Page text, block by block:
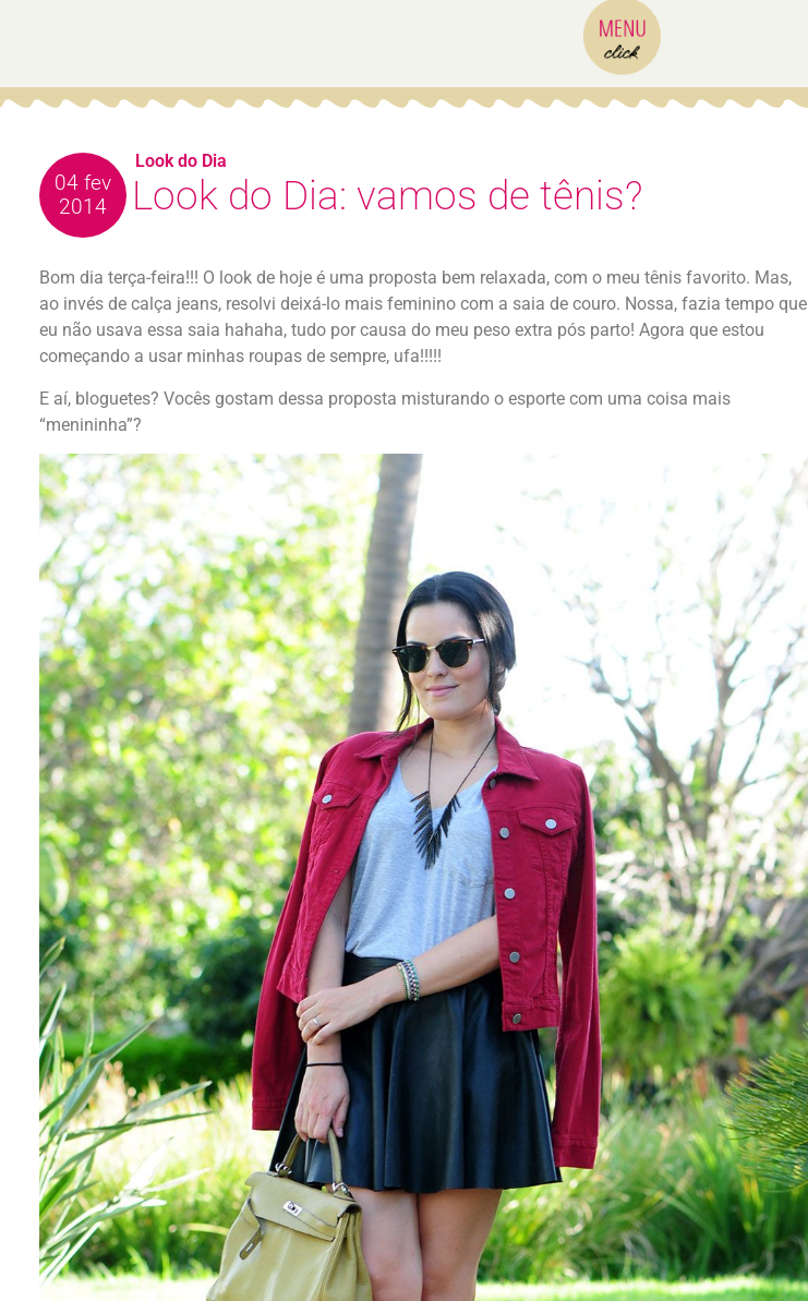
04 fev
2014
Look do Dia: vamos de tênis?
Bom dia terça-feira!!! O look de hoje é uma proposta bem relaxada, com o meu tênis favorito. Mas,
ao invés de calça jeans, resolvi deixá-lo mais feminino com a saia de couro. Nossa, fazia tempo que
eu não usava essa saia hahaha, tudo por causa do meu peso extra pós parto! Agora que estou
começando a usar minhas roupas de sempre, ufa!!!!!
E aí, bloguetes? Vocês gostam dessa proposta misturando o esporte com uma coisa mais
“menininha”?
Look do Dia